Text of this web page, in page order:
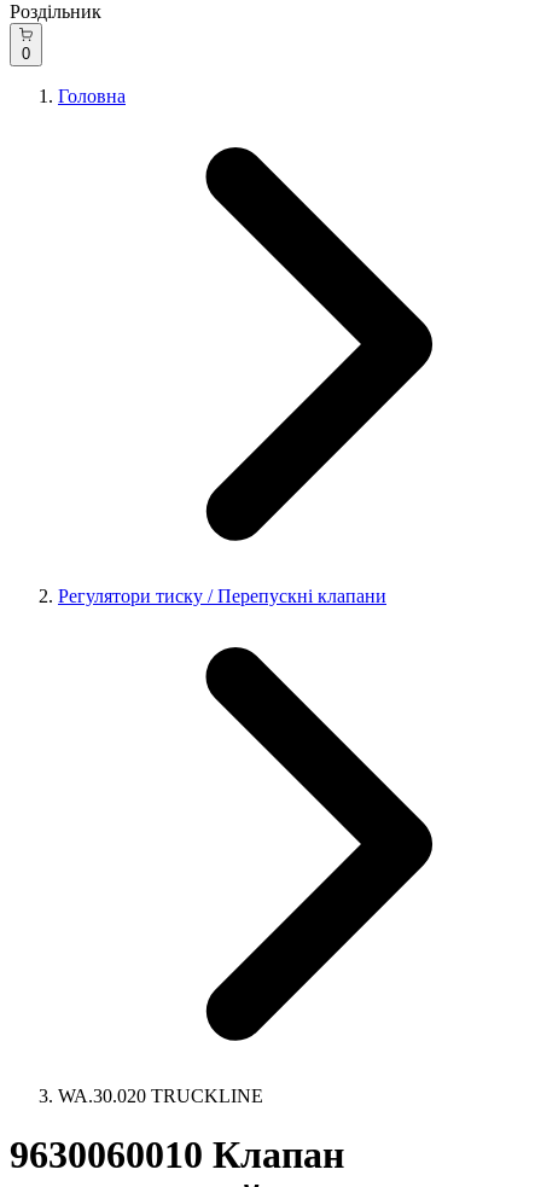
Роздільник
0
Головна
Регулятори тиску / Перепускні клапани
WA.30.020 TRUCKLINE
9630060010 Клапан